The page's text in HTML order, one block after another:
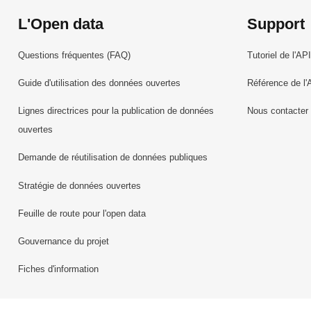
L'Open data
Questions fréquentes (FAQ)
Guide d'utilisation des données ouvertes
Lignes directrices pour la publication de données
ouvertes
Demande de réutilisation de données publiques
Stratégie de données ouvertes
Feuille de route pour l'open data
Gouvernance du projet
Fiches d'information
Support
Tutoriel de l'API
Référence de
Nous contacter